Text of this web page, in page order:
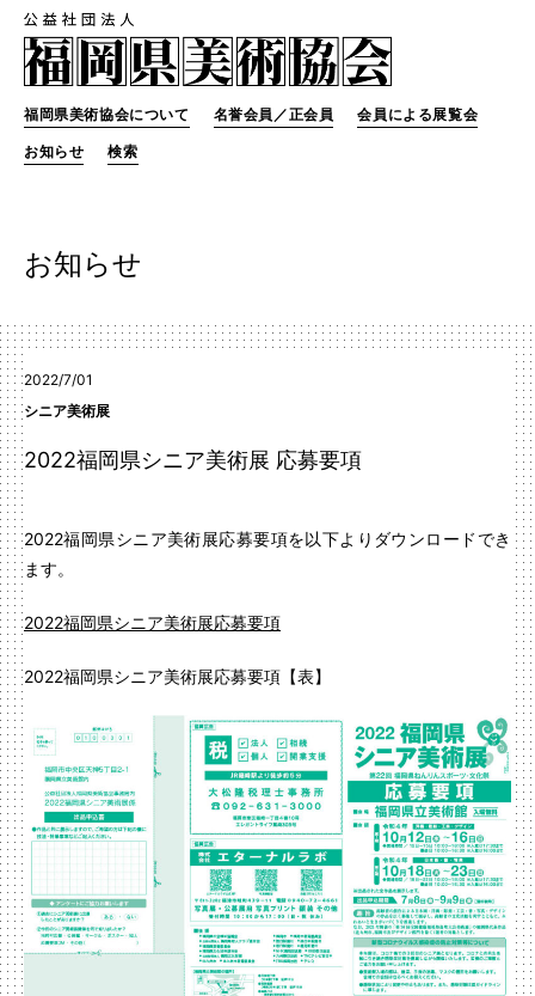
福岡県美術協会について 名誉会員／正会員 会員による展覧会
お知らせ 検索
お知らせ
2022/7/01
シニア美術展
2022福岡県シニア美術展 応募要項
2022福岡県シニア美術展応募要項を以下よりダウンロードでき
ます。
2022福岡県シニア美術展応募要項
2022福岡県シニア美術展応募要項【表】